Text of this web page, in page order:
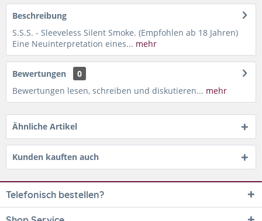
Beschreibung
S.S.S. - Sleeveless Silent Smoke. (Empfohlen ab 18 Jahren)
Eine Neuinterpretation eines... mehr
Bewertungen
0
Bewertungen lesen, schreiben und diskutieren... mehr
Ähnliche Artikel
Kunden kauften auch
Telefonisch bestellen?